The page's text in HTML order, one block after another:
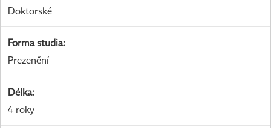
Doktorské
Forma studia:
Prezenční
Délka:
4 roky